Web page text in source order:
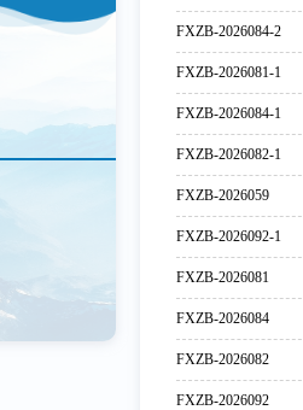
FXZB-2026084-2
FXZB-2026081-1
FXZB-2026084-1
FXZB-2026082-1
FXZB-2026059
FXZB-2026092-1
FXZB-2026081
FXZB-2026084
FXZB-2026082
FXZB-2026092